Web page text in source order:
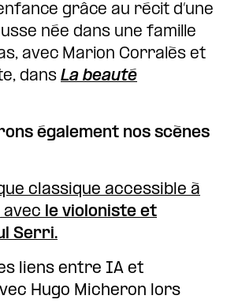
grâce au récit d’une
née dans une famille
avec Marion Corralès et
dans La beauté
également nos scènes
classique accessible à
le violoniste et
Serri.
liens entre IA et
Hugo Micheron lors